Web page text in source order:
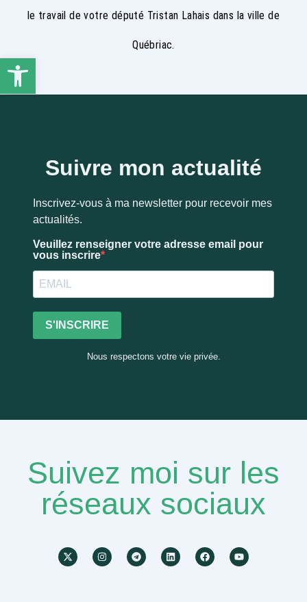
Ouvrir la barre d’outils
le travail de votre député Tristan Lahais dans la ville de
Québriac.
Suivre mon actualité
Inscrivez-vous à ma newsletter pour recevoir mes
actualités.
Veuillez renseigner votre adresse email pour
vous inscrire
S'INSCRIRE
Nous respectons votre vie privée.
Suivez moi sur les
réseaux sociaux